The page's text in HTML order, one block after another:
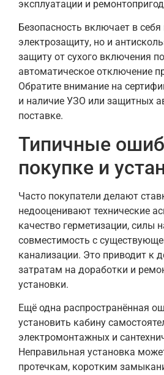
эксплуатации и
Безопасность включает в себя
электрозащиту, но и
защиту от сухого включения
автоматическое отключение
Обратите внимание на
и наличие УЗО или защитных
поставке.
Типичные
покупке и
Часто покупатели делают
недооценивают технические
качество герметизации, силы
совместимость с
канализации. Это приводит к
затратам на доработки и
установки.
Ещё одна распространённая
установить кабину
электромонтажных и
Неправильная установка
протечкам, коротким